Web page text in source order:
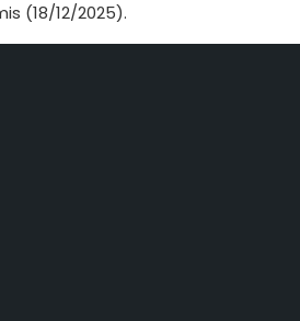
(18/12/2025).